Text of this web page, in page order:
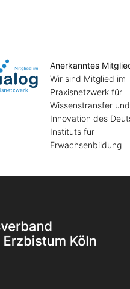
Anerkanntes
Wir sind Mitglied im
Praxisnetzwerk für
Wissenstransfer und
Innovation des
Instituts für
Erwachsenbildung